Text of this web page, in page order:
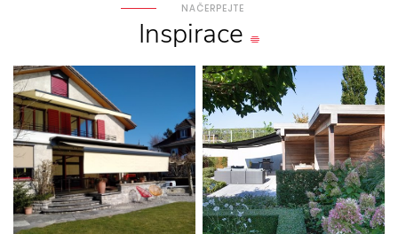
NAČERPEJTE
Inspirace